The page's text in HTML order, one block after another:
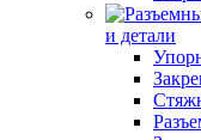
и детали